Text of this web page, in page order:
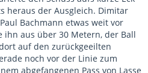
heraus der Ausgleich. Dimitar
Bachmann etwas weit vor
aus über 30 Metern, der Ball
auf den zurückgeeilten
noch vor der Linie zum
abgefangenen Pass von Lasse